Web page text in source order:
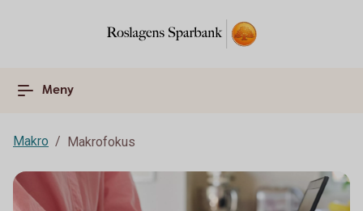
Meny
Makro Makrofokus